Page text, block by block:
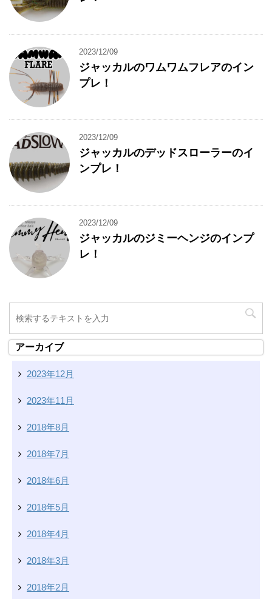
2023/12/09
ジャッカルのワムワムフレアのイン
プレ！
2023/12/09
ジャッカルのデッドスローラーのイ
ンプレ！
2023/12/09
ジャッカルのジミーヘンジのインプ
レ！
アーカイブ
2023年12月
2023年11月
2018年8月
2018年7月
2018年6月
2018年5月
2018年4月
2018年3月
2018年2月